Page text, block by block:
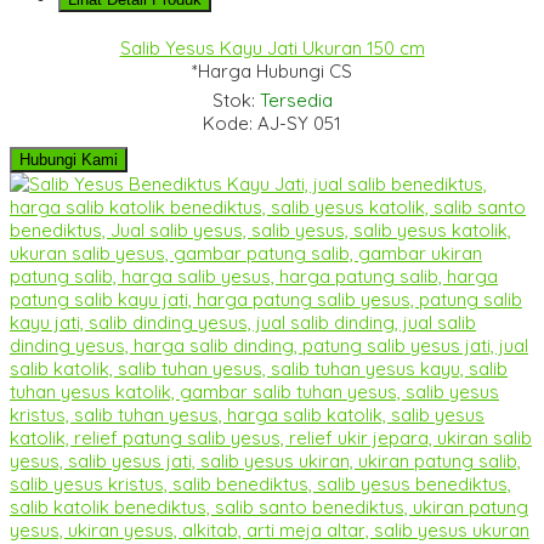
Salib Yesus Kayu Jati Ukuran 150 cm
*Harga Hubungi CS
Stok: Tersedia
Kode: AJ-SY 051
Hubungi Kami